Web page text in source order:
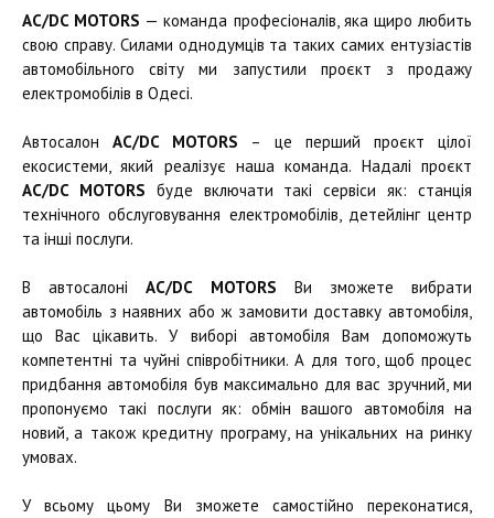
AC/DC MOTORS — команда професіоналів, яка щиро любить
свою справу. Силами однодумців та таких самих ентузіастів
автомобільного світу ми запустили проєкт з продажу
електромобілів в Одесі.
АвтосалонAC/DC MOTORS – це перший проєкт цілої
екосистеми, який реалізує наша команда. Надалі проєкт
AC/DC MOTORS буде включати такі сервіси як: станція
технічного обслуговування електромобілів, детейлінг центр
та інші послуги.
В автосалоніAC/DC MOTORS Ви зможете вибрати
автомобіль з наявних або ж замовити доставку автомобіля,
що Вас цікавить. У виборі автомобіля Вам допоможуть
компетентні та чуйні співробітники. А для того, щоб процес
придбання автомобіля був максимально для вас зручний, ми
пропонуємо такі послуги як: обмін вашого автомобіля на
новий, а також кредитну програму, на унікальних на ринку
умовах.
У всьому цьому Ви зможете самостійно переконатися,